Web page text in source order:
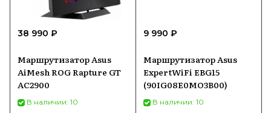
38 990 ₽
Маршрутизатор Asus
AiMesh ROG Rapture GT
AC2900
В наличии: 10
9 990 ₽
Маршрутизатор Asus
ExpertWiFi EBG15
(90IG08E0MO3B00)
В наличии: 10